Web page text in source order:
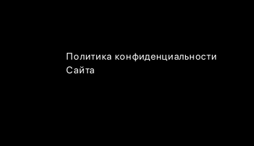
Политика конфиденциальности
Сайта